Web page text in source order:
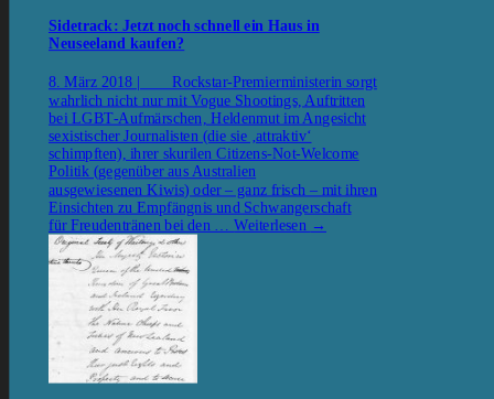
Sidetrack: Jetzt noch schnell ein Haus in
Neuseeland kaufen?
8. März 2018 | Rockstar-Premierministerin sorgt
wahrlich nicht nur mit Vogue Shootings, Auftritten
bei LGBT-Aufmärschen, Heldenmut im Angesicht
sexistischer Journalisten (die sie ‚attraktiv‘
schimpften), ihrer skurilen Citizens-Not-Welcome
Politik (gegenüber aus Australien
ausgewiesenen Kiwis) oder – ganz frisch – mit ihren
Einsichten zu Empfängnis und Schwangerschaft
für Freudentränen bei den …Weiterlesen →